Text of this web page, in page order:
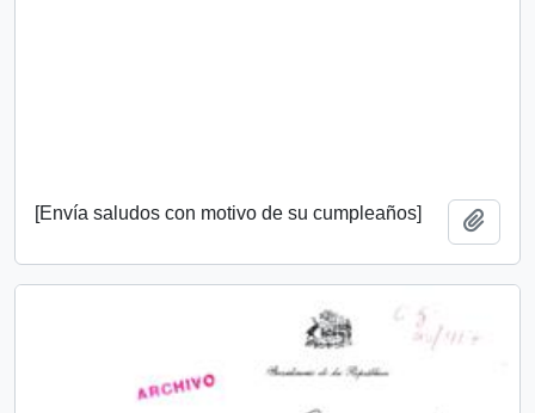
[Envía saludos con motivo de su cumpleaños]